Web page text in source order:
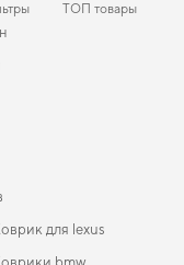
ТОП товары
для lexus